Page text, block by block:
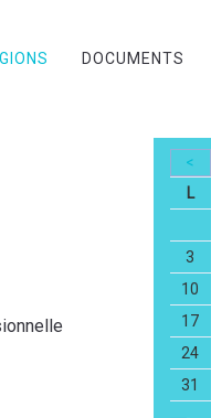
DOCUMENTS
<
L
3
10
17
24
31